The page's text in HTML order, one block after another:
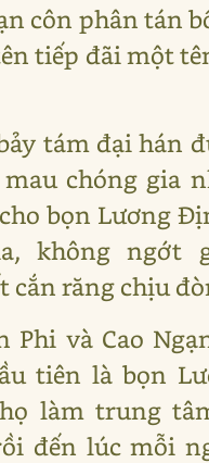
côn phân tán
tiếp đãi một
tám đại hán
chóng gia
bọn Lương
không ngớt
cắn răng chịu
Phi và Cao
tiên là bọn
làm trung
đến lúc mỗi